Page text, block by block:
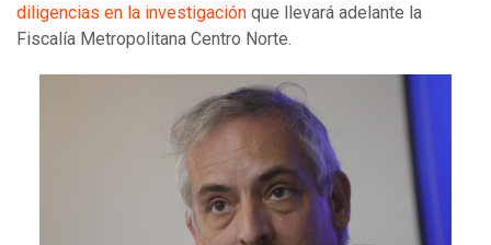
diligencias en la investigación que llevará adelante la
Fiscalía Metropolitana Centro Norte.